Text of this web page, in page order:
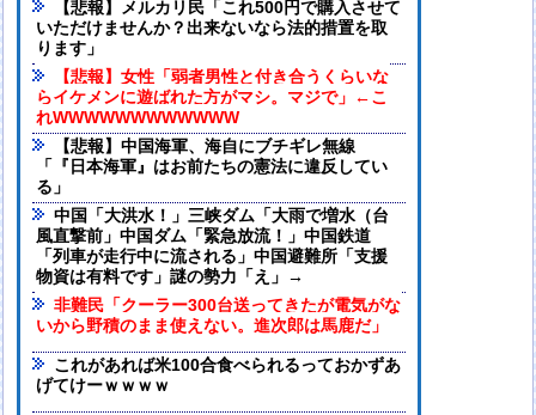
【悲報】メルカリ民「これ500円で購入させて
いただけませんか？出来ないなら法的措置を取
ります」
【悲報】女性「弱者男性と付き合うくらいな
らイケメンに遊ばれた方がマシ。マジで」←こ
れWWWWWWWWWWWW
【悲報】中国海軍、海自にブチギレ無線
「『日本海軍』はお前たちの憲法に違反してい
る」
中国「大洪水！」三峡ダム「大雨で増水（台
風直撃前」中国ダム「緊急放流！」中国鉄道
「列車が走行中に流される」中国避難所「支援
物資は有料です」謎の勢力「え」→
非難民「クーラー300台送ってきたが電気がな
いから野積のまま使えない。進次郎は馬鹿だ」
これがあれば米100合食べられるっておかずあ
げてけーｗｗｗｗ